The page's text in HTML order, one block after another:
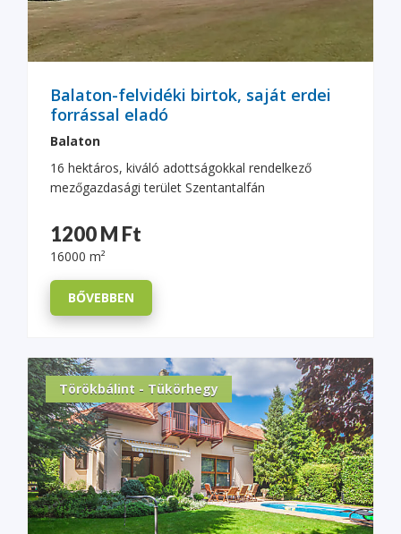
Balaton-felvidéki birtok, saját erdei
forrással eladó
Balaton
16 hektáros, kiváló adottságokkal rendelkező
mezőgazdasági terület Szentantalfán
1200 M Ft
16000 m²
BŐVEBBEN
Törökbálint - Tükörhegy